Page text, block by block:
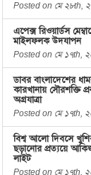
Posted on মে ২৮th,
এপেক্স রিওয়ার্ডস
মাইলফলক উদযাপন
Posted on মে ১৭th,
ডাবর বাংলাদেশের
কারখানায় সৌরশক্তি
অগ্রযাত্রা
Posted on মে ১৭th,
বিশ্ব আলো দিবসে
ছড়ানোর প্রত্যয়ে
লাইট
Posted on মে ১৭th,